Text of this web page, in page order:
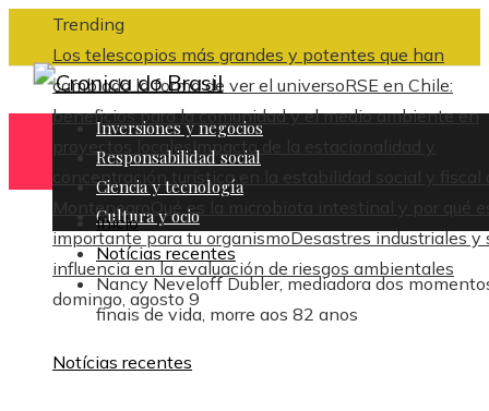
Trending
Los telescopios más grandes y potentes que han
cambiado la forma de ver el universoRSE en Chile:
beneficios para la comunidad y el medio ambiente en
proyectos locales Impacto de la estacionalidad y
concentración turística en la estabilidad social y fiscal
Montenegro
Qué es la microbiota intestinal y por qué
importante para tu organismoDesastres industriales y
influencia en la evaluación de riesgos ambientales
domingo, agosto 9
Inversiones y negocios
Responsabilidad social
Ciencia y tecnología
Cultura y ocio
Inicio
Notícias recentes
Nancy Neveloff Dubler, mediadora dos
finais de vida, morre aos 82 anos
Notícias recentes